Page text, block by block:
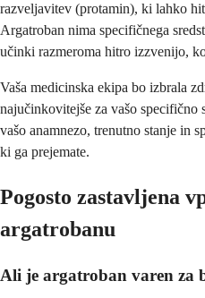
razveljavitev (protamin), ki lahko
Argatroban nima specifičnega
učinki razmeroma hitro izzvenijo,
Vaša medicinska ekipa bo izbrala
najučinkovitejše za vašo specifično
vašo anamnezo, trenutno stanje in
ki ga prejemate.
Pogosto zastavljena
argatrobanu
Ali je argatroban varen za